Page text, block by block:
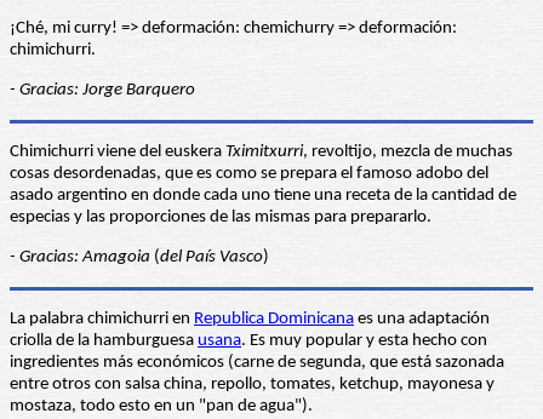
¡Ché, mi curry! => deformación: chemichurry => deformación:
chimichurri.
- Gracias: Jorge Barquero
Chimichurri viene del euskera Tximitxurri, revoltijo, mezcla de muchas
cosas desordenadas, que es como se prepara el famoso adobo del
asado argentino en donde cada uno tiene una receta de la cantidad de
especias y las proporciones de las mismas para prepararlo.
- Gracias: Amagoia (del País Vasco)
La palabra chimichurri en Republica Dominicana es una adaptación
criolla de la hamburguesa usana. Es muy popular y esta hecho con
ingredientes más económicos (carne de segunda, que está sazonada
entre otros con salsa china, repollo, tomates, ketchup, mayonesa y
mostaza, todo esto en un "pan de agua").